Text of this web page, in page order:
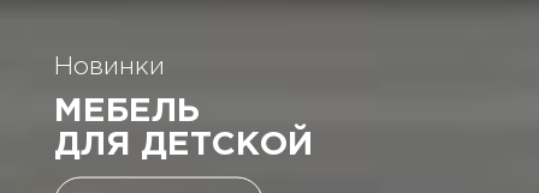
Супер скидки
НА МАЛАЗИЙСКИЕ
КРОВАТИ
Новинки
МЕБЕЛЬ
ДЛЯ ДЕТСКОЙ